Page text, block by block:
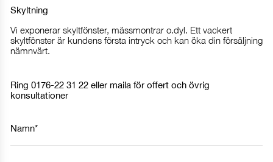
Skyltning
Vi exponerar skyltfönster, mässmontrar o.dyl. Ett vackert
skyltfönster är kundens första intryck och kan öka din försäljning
nämnvärt.
Ring 0176-22 31 22 eller maila för offert och övrig
konsultationer
Namn*